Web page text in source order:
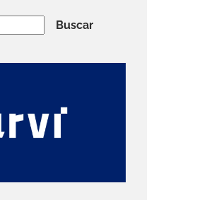
Buscar